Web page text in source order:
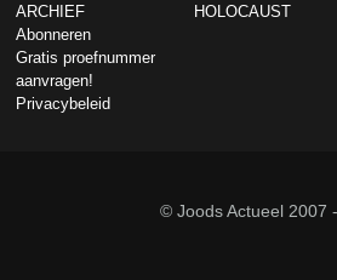
ARCHIEF
Abonneren
Gratis proefnummer
aanvragen!
Privacybeleid
HOLOCAUST
© Joods Actueel 2007